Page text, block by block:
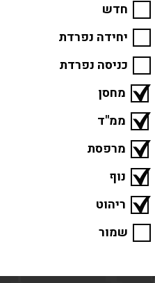
חדש
יחידה נפרדת
כניסה נפרדת
מחסן
ממ"ד
מרפסת
נוף
ריהוט
שמור